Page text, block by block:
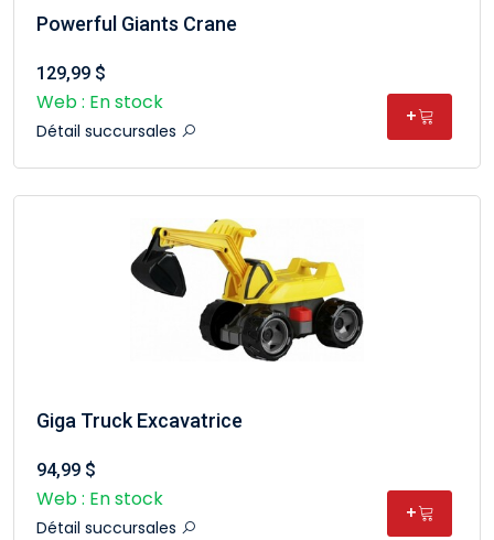
Powerful Giants Crane
129,99 $
Web : En stock
Détail succursales
+
Giga Truck Excavatrice
94,99 $
Web : En stock
Détail succursales
+